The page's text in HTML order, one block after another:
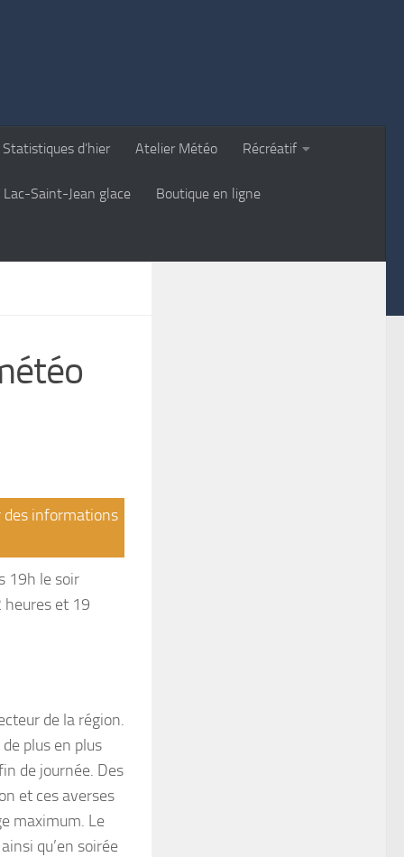
Statistiques d’hier Atelier Météo Récréatif
Lac-Saint-Jean glace Boutique en ligne
des informations
19h le soir
heures et 19
de la région.
plus en plus
de journée. Des
et ces averses
maximum. Le
qu’en soirée